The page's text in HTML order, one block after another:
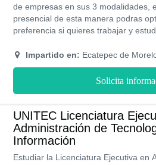
de empresas en sus 3 modalidades,
presencial de esta manera podras
preferencia si quieres trabajar y
experiencia completa en la
sus campus con maravillosas areas
deportivas entre otras instalaciones
experiencia la mas agradable, con
donde podrás destacar todos los
la UNITEC.
Impartido en: Ecatepec de
Solicita
UNITEC Licenciatura
Administración de
Información
Estudiar la Licenciatura Ejecutiva en